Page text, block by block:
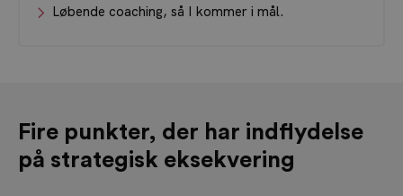
Løbende coaching, så I kommer i mål.
Fire punkter, der har indflydelse
på strategisk eksekvering